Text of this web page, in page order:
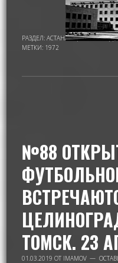
РАЗДЕЛ:АСТАНА - ЦЕЛИНОГРАД,
МЕТКИ: 1972
№88
ТОМСК. 23
01.03.2019 ОТ IMAMOV